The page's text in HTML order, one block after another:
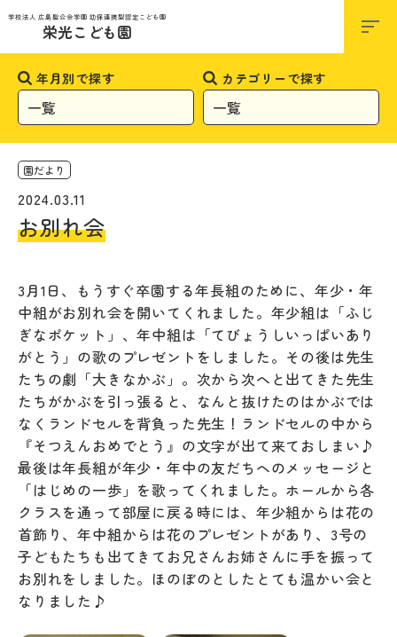
学校法人 広島聖公会学園 幼保連携型認定こども園
栄光こども園 お知らせ
年月別で探す カテゴリーで探す
園だより
2024.03.11
お別れ会
3月1日、もうすぐ卒園する年長組のために、年少・年
中組がお別れ会を開いてくれました。年少組は「ふじ
ぎなポケット」、年中組は「てびょうしいっぱいあり
がとう」の歌のプレゼントをしました。その後は先生
たちの劇「大きなかぶ」。次から次へと出てきた先生
たちがかぶを引っ張ると、なんと抜けたのはかぶでは
なくランドセルを背負った先生！ランドセルの中から
『そつえんおめでとう』の文字が出て来ておしまい♪
最後は年長組が年少・年中の友だちへのメッセージと
「はじめの一歩」を歌ってくれました。ホールから各
クラスを通って部屋に戻る時には、年少組からは花の
首飾り、年中組からは花のプレゼントがあり、3号の
子どもたちも出てきてお兄さんお姉さんに手を振って
お別れをしました。ほのぼのとしたとても温かい会と
なりました♪